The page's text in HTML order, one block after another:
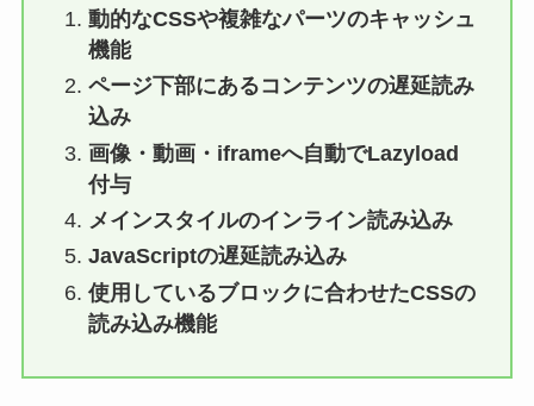
動的なCSSや複雑なパーツのキャッシュ
機能
ページ下部にあるコンテンツの遅延読み
込み
画像・動画・iframeへ自動でLazyload
付与
メインスタイルのインライン読み込み
JavaScriptの遅延読み込み
使用しているブロックに合わせたCSSの
読み込み機能